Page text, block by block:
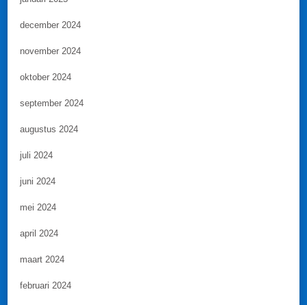
december 2024
november 2024
oktober 2024
september 2024
augustus 2024
juli 2024
juni 2024
mei 2024
april 2024
maart 2024
februari 2024